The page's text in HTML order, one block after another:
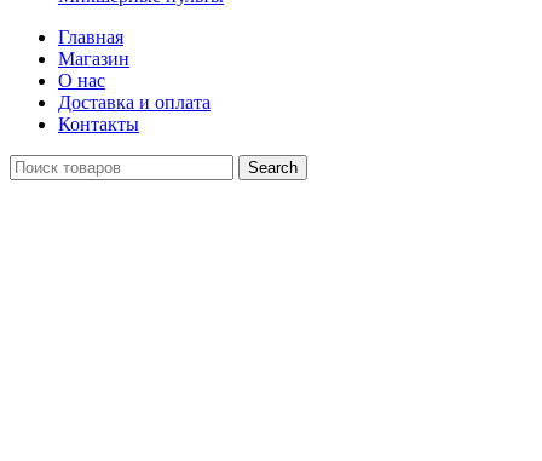
Главная
Магазин
О нас
Доставка и оплата
Контакты
Search